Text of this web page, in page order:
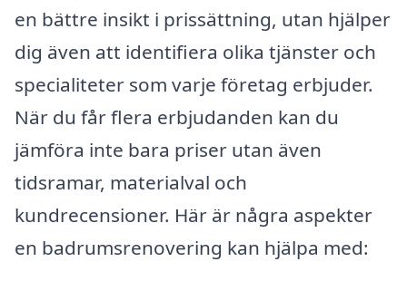
en bättre insikt i prissättning, utan hjälper
dig även att identifiera olika tjänster och
specialiteter som varje företag erbjuder.
När du får flera erbjudanden kan du
jämföra inte bara priser utan även
tidsramar, materialval och
kundrecensioner. Här är några aspekter
en badrumsrenovering kan hjälpa med: